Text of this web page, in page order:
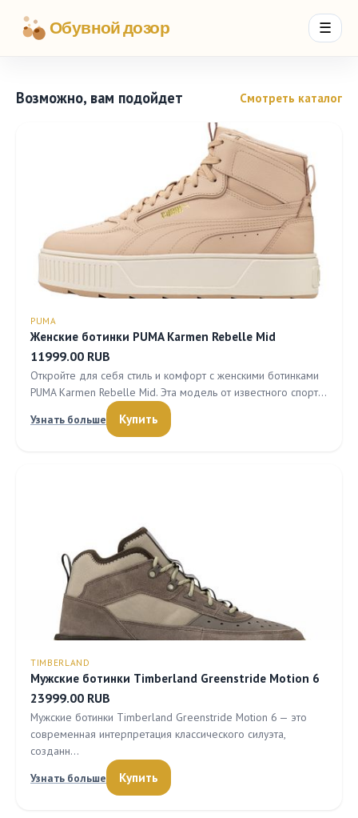
Обувной дозор ☰
Возможно, вам подойдет Смотреть каталог
PUMA
Женские ботинки PUMA Karmen Rebelle Mid
11999.00 RUB
Откройте для себя стиль и комфорт с женскими ботинками
PUMA Karmen Rebelle Mid. Эта модель от известного спорт…
Узнать больше
Купить
TIMBERLAND
Мужские ботинки Timberland Greenstride Motion 6
23999.00 RUB
Мужские ботинки Timberland Greenstride Motion 6 — это
современная интерпретация классического силуэта,
созданн…
Узнать больше
Купить